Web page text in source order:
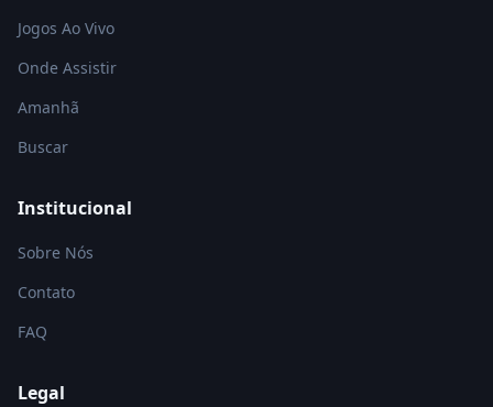
Jogos Ao Vivo
Onde Assistir
Amanhã
Buscar
Institucional
Sobre Nós
Contato
FAQ
Legal